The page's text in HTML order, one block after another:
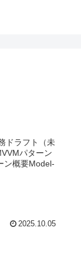
ドラフト（未
パターン
ン概要Model-
2025.10.05